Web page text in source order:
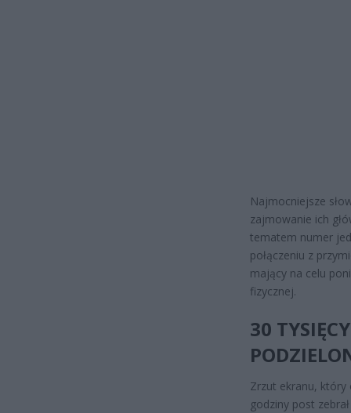
Najmocniejsze
zajmowanie ich
tematem numer
połączeniu z
mający na celu
fizycznej.
30
Zrzut ekranu, który
godziny post